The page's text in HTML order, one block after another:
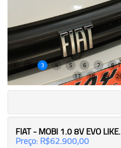
FIAT - MOBI 1.0 8V EVO LIKE.
Preço: R$62.900,00